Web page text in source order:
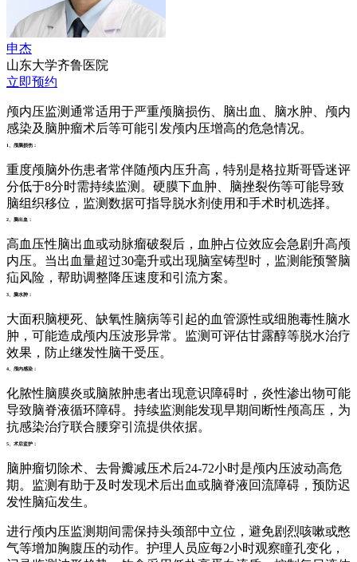
申杰
山东大学齐鲁医院
立即预约
颅内压监测通常适用于严重颅脑损伤、脑出血、脑水肿、颅内
感染及脑肿瘤术后等可能引发颅内压增高的危急情况。
1、颅脑损伤：
重度颅脑外伤患者常伴随颅内压升高，特别是格拉斯哥昏迷评
分低于8分时需持续监测。硬膜下血肿、脑挫裂伤等可能导致
脑组织移位，监测数据可指导脱水剂使用和手术时机选择。
2、脑出血：
高血压性脑出血或动脉瘤破裂后，血肿占位效应会急剧升高颅
内压。当出血量超过30毫升或出现脑室铸型时，监测能预警脑
疝风险，帮助调整降压速度和引流方案。
3、脑水肿：
大面积脑梗死、缺氧性脑病等引起的血管源性或细胞毒性脑水
肿，可能造成颅内压波形异常。监测可评估甘露醇等脱水治疗
效果，防止继发性脑干受压。
4、颅内感染：
化脓性脑膜炎或脑脓肿患者出现意识障碍时，炎性渗出物可能
导致脑脊液循环障碍。持续监测能发现早期间断性颅高压，为
抗感染治疗联合腰穿引流提供依据。
5、术后监护：
脑肿瘤切除术、去骨瓣减压术后24-72小时是颅内压波动高危
期。监测有助于及时发现术后出血或脑脊液回流障碍，预防迟
发性脑疝发生。
进行颅内压监测期间需保持头颈部中立位，避免剧烈咳嗽或憋
气等增加胸腹压的动作。护理人员应每2小时观察瞳孔变化，